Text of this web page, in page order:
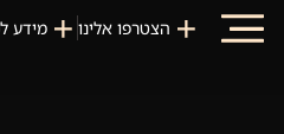
הצטרפו אלינו מידע